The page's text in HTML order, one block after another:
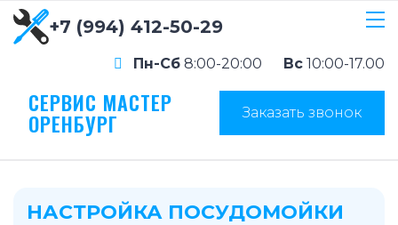
+7 (994) 412-50-29
Пн-Сб 8:00-20:00 Вс 10:00-17.00
СЕРВИС МАСТЕР
ОРЕНБУРГ Заказать звонок
НАСТРОЙКА ПОСУДОМОЙКИ